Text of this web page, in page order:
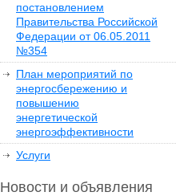
постановлением
Правительства Российской
Федерации от 06.05.2011
№354
План мероприятий по
энергосбережению и
повышению
энергетической
энергоэффективности
Услуги
Новости и объявления